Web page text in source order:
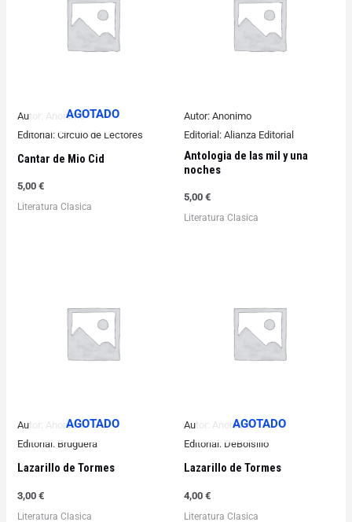
AGOTADO
Autor: Anonimo
Editorial: Circulo de Lectores
Cantar de Mio Cid
5,00€
Literatura Clasica
Autor: Anonimo
Editorial: Alianza Editorial
Antologia de las mil y una
noches
5,00 €
Literatura Clasica
AGOTADO
Autor: Anonimo
Editorial: Bruguera
Lazarillo de Tormes
3,00€
Literatura Clasica
AGOTADO
Autor: Anonimo
Editorial: DeBolsillo
Lazarillo de Tormes
4,00 €
Literatura Clasica